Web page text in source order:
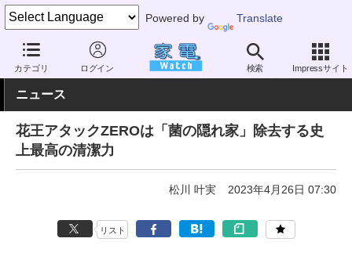
Powered by Translate
カテゴリ ログイン 検索 Impressサイト
家電 Watch その他・家電 雑貨 雑貨（一般）
ニュース
花王アタックZEROは「菌の隠れ家」除去する史
上最高の清潔力
松川 叶実 2023年4月26日 07:30
リスト